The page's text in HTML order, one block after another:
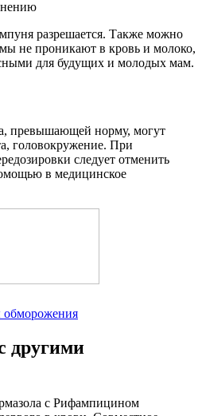
разрешается. Также можно
не проникают в кровь и молоко,
для будущих и молодых мам.
превышающей норму, могут
головокружение. При
следует отменить
в медицинское
другими
с Рифампицином